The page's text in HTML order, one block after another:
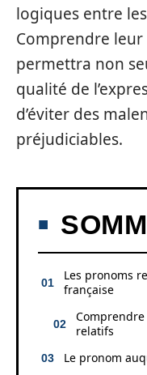
logiques entre
Comprendre
permettra non
qualité de
d’éviter des
préjudiciables.
Les pronoms
française
relatifs
Le pronom